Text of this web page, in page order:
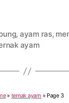
, ayam ras,
ayam
» ternak ayam » Page 3